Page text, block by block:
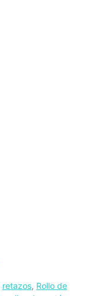
retazos, Rollo de